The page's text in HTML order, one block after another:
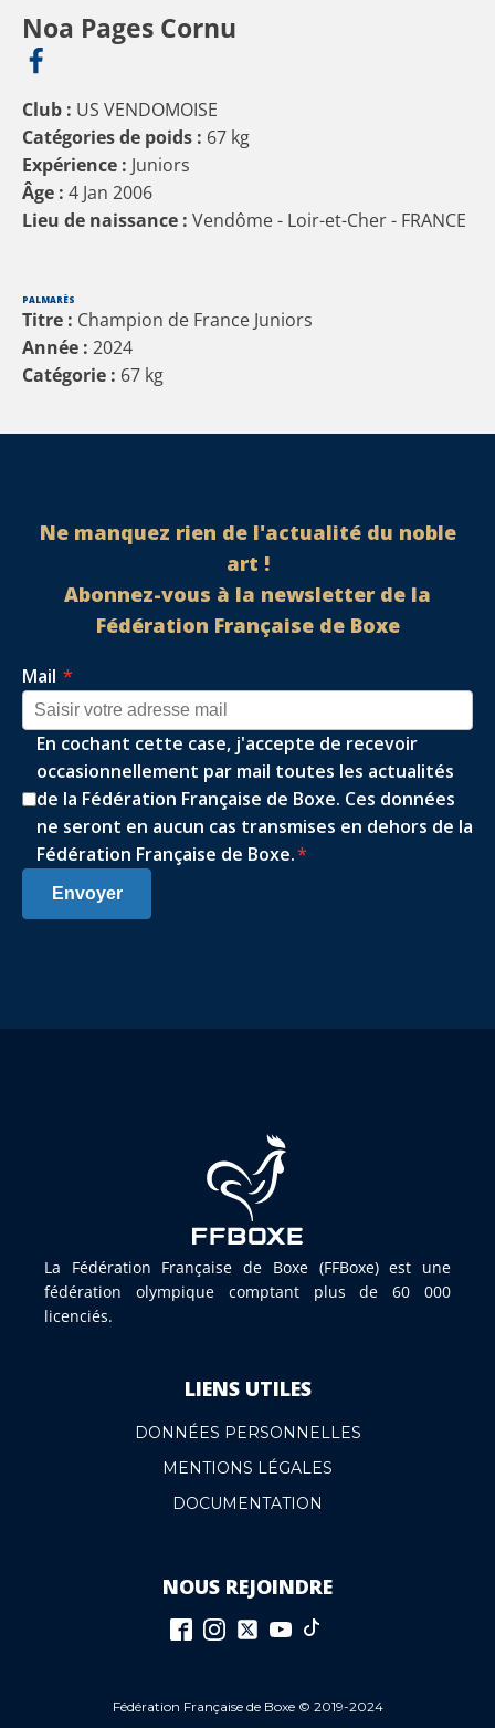
Noa Pages Cornu
Club : US VENDOMOISE
Catégories de poids : 67 kg
Expérience : Juniors
Âge : 4 Jan 2006
Lieu de naissance : Vendôme - Loir-et-Cher - FRANCE
PALMARÈS
Titre : Champion de France Juniors
Année : 2024
Catégorie : 67 kg
Ne manquez rien de l'actualité du noble
art !
Abonnez-vous à la newsletter de la
Fédération Française de Boxe
Mail *
En cochant cette case, j'accepte de recevoir
occasionnellement par mail toutes les actualités
de la Fédération Française de Boxe. Ces données
ne seront en aucun cas transmises en dehors de la
Fédération Française de Boxe.*
Envoyer
La Fédération Française de Boxe (FFBoxe) est une
fédération olympique comptant plus de 60 000
licenciés.
LIENS UTILES
DONNÉES PERSONNELLES
MENTIONS LÉGALES
DOCUMENTATION
NOUS REJOINDRE
Fédération Française de Boxe © 2019-2024